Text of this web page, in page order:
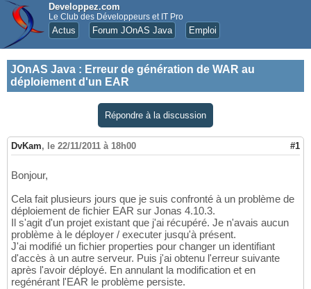
Developpez.com
Le Club des Développeurs et IT Pro
Actus Forum JOnAS Java Emploi
JOnAS Java : Erreur de génération de WAR au
déploiement d'un EAR
Répondre à la discussion
DvKam, le 22/11/2011 à 18h00 #1
Bonjour,
Cela fait plusieurs jours que je suis confronté à un problème de
déploiement de fichier EAR sur Jonas 4.10.3.
Il s'agit d'un projet existant que j'ai récupéré. Je n'avais aucun
problème à le déployer / executer jusqu'à présent.
J'ai modifié un fichier properties pour changer un identifiant
d'accès à un autre serveur. Puis j'ai obtenu l'erreur suivante
après l'avoir déployé. En annulant la modification et en
regénérant l'EAR le problème persiste.